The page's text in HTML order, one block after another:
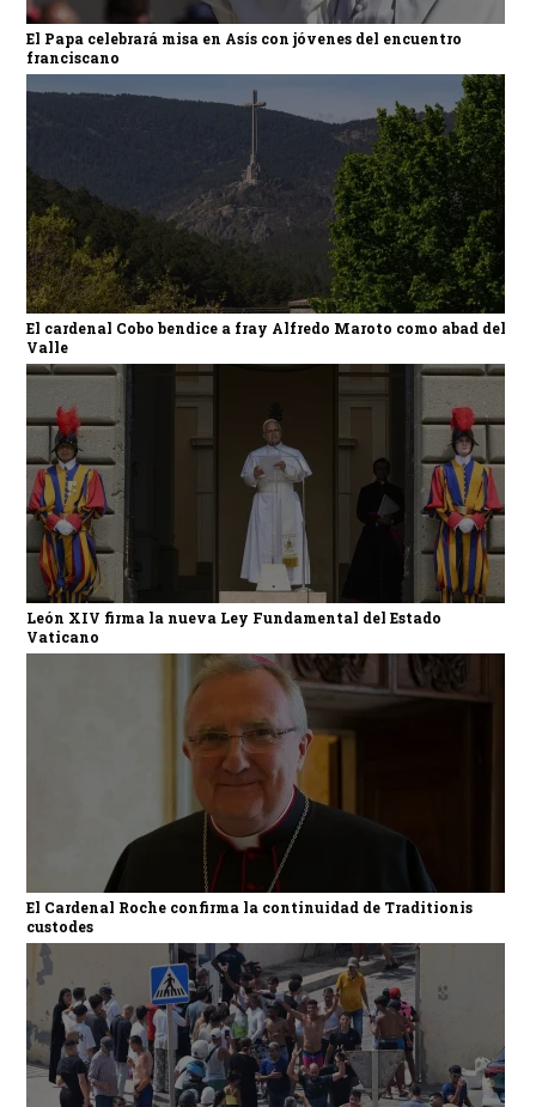
El Papa celebrará misa en Asís con jóvenes del encuentro
franciscano
El cardenal Cobo bendice a fray Alfredo Maroto como abad del
Valle
León XIV firma la nueva Ley Fundamental del Estado
Vaticano
El Cardenal Roche confirma la continuidad de Traditionis
custodes